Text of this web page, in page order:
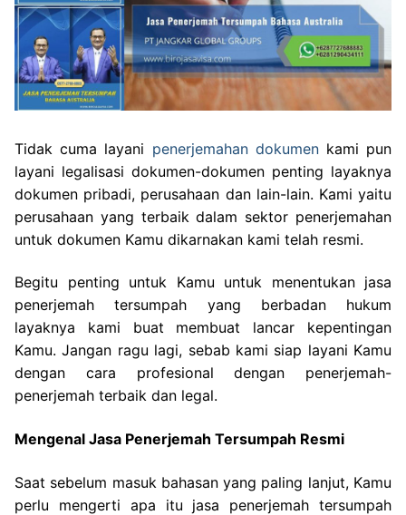
Tidak cuma layani penerjemahan dokumenkami pun
layani legalisasi dokumen-dokumen penting layaknya
dokumen pribadi, perusahaan dan lain-lain. Kami yaitu
perusahaan yang terbaik dalam sektor penerjemahan
untuk dokumen Kamu dikarnakan kami telah resmi.
Begitu penting untuk Kamu untuk menentukan jasa
penerjemah tersumpah yang berbadan hukum
layaknya kami buat membuat lancar kepentingan
Kamu. Jangan ragu lagi, sebab kami siap layani Kamu
dengan cara profesional dengan penerjemah-
penerjemah terbaik dan legal.
Mengenal Jasa Penerjemah Tersumpah Resmi
Saat sebelum masuk bahasan yang paling lanjut, Kamu
perlu mengerti apa itu jasa penerjemah tersumpah